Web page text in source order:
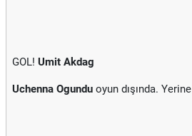
GOL! Umit Akdag
Uchenna Ogundu oyun dışında. Yerine